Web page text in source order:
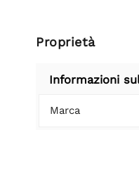
Proprietà
Informazioni
Marca